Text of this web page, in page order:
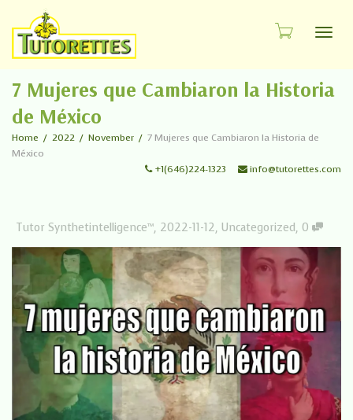
7 Mujeres que Cambiaron la Historia
de México
Home 2022 November
7 Mujeres que Cambiaron la Historia de
México
+1(646)224-1323
info@tutorettes.com
Tutor Synthetintelligence™, 2022-11-12, Uncategorized, 0